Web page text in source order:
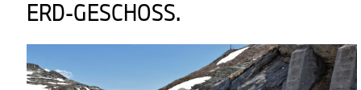
ERD-GESCHOSS.